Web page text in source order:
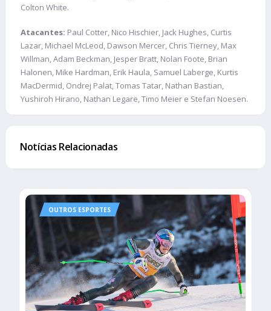
Colton White.
Atacantes: Paul Cotter, Nico Hischier, Jack Hughes, Curtis
Lazar, Michael McLeod, Dawson Mercer, Chris Tierney, Max
Willman, Adam Beckman, Jesper Bratt, Nolan Foote, Brian
Halonen, Mike Hardman, Erik Haula, Samuel Laberge, Kurtis
MacDermid, Ondrej Palat, Tomas Tatar, Nathan Bastian,
Yushiroh Hirano, Nathan Legare, Timo Meier e Stefan Noesen.
Notícias Relacionadas
OUTROS ESPORTES